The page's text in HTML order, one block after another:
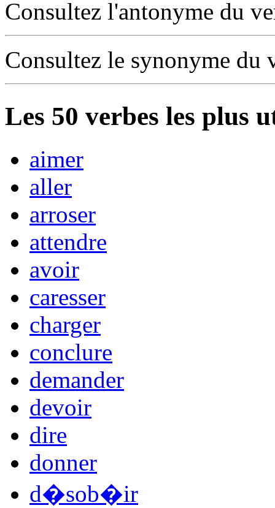
Consultez l'antonyme du
Consultez le synonyme du
Les 50 verbes les plus
aimer
aller
arroser
attendre
avoir
caresser
charger
conclure
demander
devoir
dire
donner
d�sob�ir